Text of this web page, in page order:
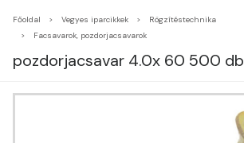
Főoldal Vegyes iparcikkek
Rögzítéstechnika
Facsavarok, pozdorjacsavarok
pozdorjacsavar 4.0x 60 500 db